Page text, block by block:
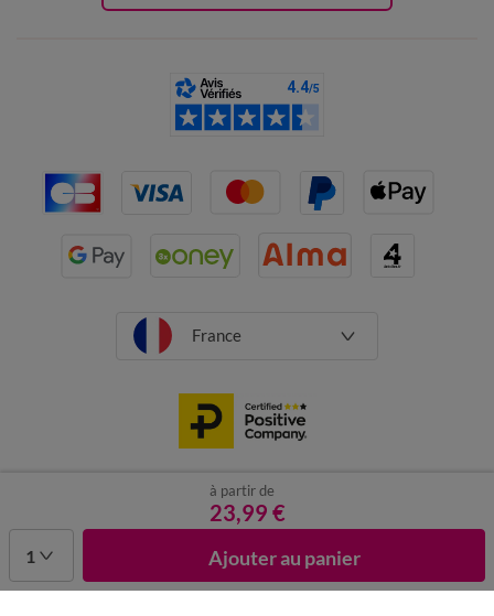
à partir de
23,99 €
1 Ajouter au panier
France
Données personnelles